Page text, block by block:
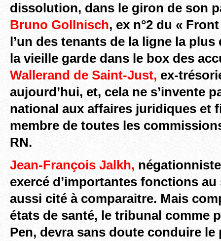
dissolution, dans le giron de son
Bruno Gollnisch, ex n°2 du «
l’un des tenants de la ligne la plus
la vieille garde dans le box des
Wallerand de Saint-Just, ex-
aujourd’hui, et, cela ne s’invente
national aux affaires juridiques et
membre de toutes les
RN.
Jean-François Jalkh, négationniste
exercé d’importantes fonctions au
aussi cité à comparaitre. Mais
états de santé, le tribunal comme
Pen, devra sans doute conduire le